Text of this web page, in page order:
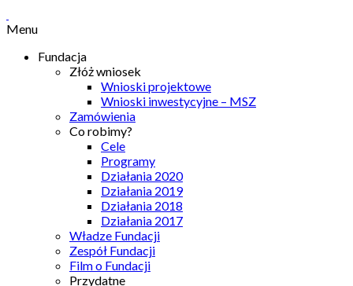
Menu
Fundacja
Złóż wniosek
Wnioski projektowe
Wnioski inwestycyjne – MSZ
Zamówienia
Co robimy?
Cele
Programy
Działania 2020
Działania 2019
Działania 2018
Działania 2017
Władze Fundacji
Zespół Fundacji
Film o Fundacji
Przydatne